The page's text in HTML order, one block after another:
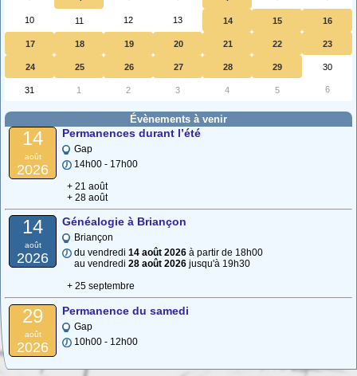
10 11 12 13 14 15 16
17 18 19 20 21 22 23
24 25 26 27 28 29 30
31 1 2 3 4 5 6
Évènements à venir
14
août
2026
Permanences durant l’été
Gap
14h00 - 17h00
+ 21 août
+ 28 août
14
août
2026
Généalogie à Briançon
Briançon
du vendredi 14 août 2026 à partir de 18h00
au vendredi 28 août 2026 jusqu'à 19h30
+ 25 septembre
29
août
2026
Permanence du samedi
Gap
10h00 - 12h00